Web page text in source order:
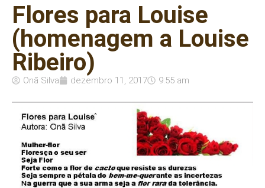
Flores para Louise
(homenagem a Louise
Ribeiro)
Onã Silva dezembro 11, 2017 9:55 am